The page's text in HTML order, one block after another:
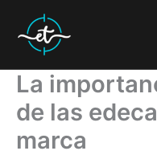
contenido
La
de las
marca